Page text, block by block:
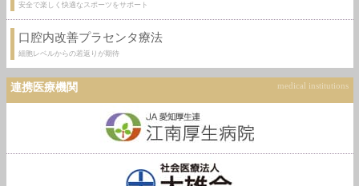
安全で楽しく快適なスポーツをサポート
口腔内改善プラセンタ療法
細胞レベルからの若返りが期待
連携医療機関 medical institutions